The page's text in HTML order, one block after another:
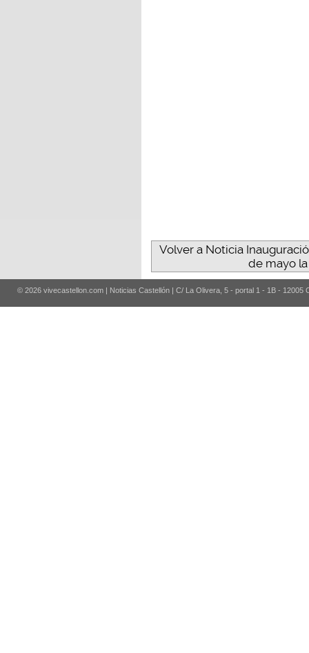
Volver a Noticia
de mayo
© 2026 vivecastellon.com | Noticias Castellón | C/ La Olivera, 5 - portal 1 - 1B - 12005